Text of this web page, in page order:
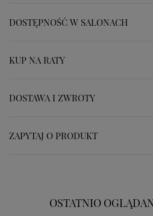
DOSTĘPNOŚĆ W SALONACH
KUP NA RATY
DOSTAWA I ZWROTY
ZAPYTAJ O PRODUKT
OSTATNIO